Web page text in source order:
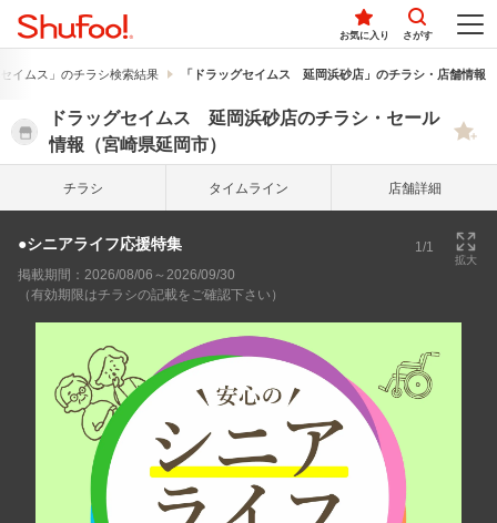
お気に入り さがす
イムス」のチラシ検索結果 「ドラッグセイムス 延岡浜砂店」のチラシ・店舗情報
ドラッグセイムス 延岡浜砂店のチラシ・セール
情報（宮崎県延岡市）
チラシ タイム ライン 店舗詳細
●シニアライフ応援特集 1/1
拡大
掲載期間：2026/08/06～2026/09/30
（有効期限はチラシの記載をご確認下さい）